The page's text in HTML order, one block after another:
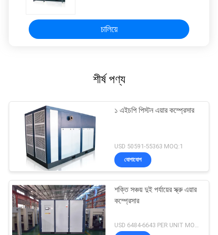
চালিয়ে
শীর্ষ পণ্য
১ এইচপি পিস্টন এয়ার কম্প্রেসার
USD 50591-55363 MOQ:1
যোগাযোগ
শক্তি সঞ্চয় দুই পর্যায়ের স্ক্রু এয়ার
কম্প্রেসার
USD 6484-6643 PER UNIT MOQ:1